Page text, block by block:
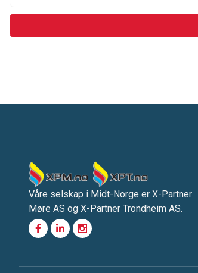
Våre selskap i Midt-Norge er X-Partner
Møre AS og X-Partner Trondheim AS.